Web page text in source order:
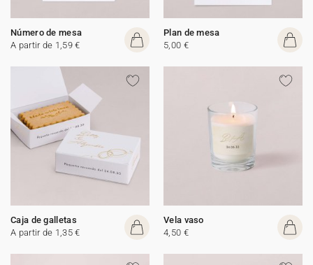
Número de mesa
A partir de 1,59 €
Plan de mesa
5,00 €
Caja de galletas
A partir de 1,35 €
Vela vaso
4,50 €